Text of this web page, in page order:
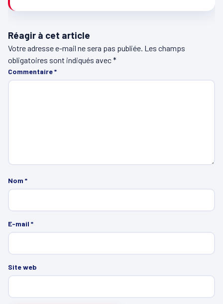
Réagir à cet article
Votre adresse e-mail ne sera pas publiée. Les champs
obligatoires sont indiqués avec*
Commentaire*
Nom *
E-mail *
Site web